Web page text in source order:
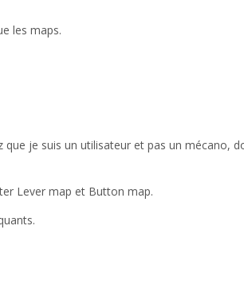
les maps.
je suis un utilisateur et pas un mécano,
Lever map et Button map.